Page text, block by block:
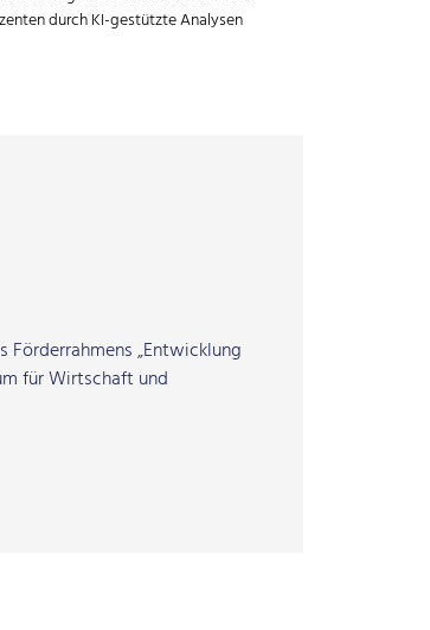
durch KI-gestützte Analysen
„Entwicklung
für Wirtschaft und